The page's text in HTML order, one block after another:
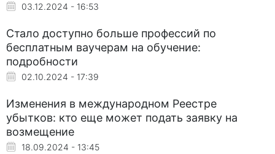
03.12.2024 - 16:53
Стало доступно больше профессий по
бесплатным ваучерам на обучение:
подробности
02.10.2024 - 17:39
Изменения в международном Реестре
убытков: кто еще может подать заявку на
возмещение
18.09.2024 - 13:45